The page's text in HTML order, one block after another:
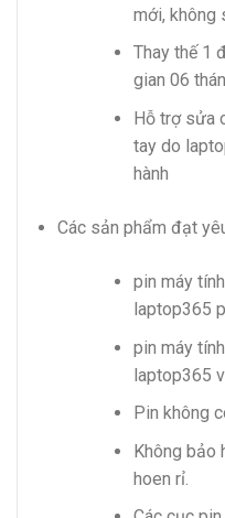
mới, không
Thay thế 1
gian 06
Hỗ trợ sửa
tay do
hành
Các sản phẩm đạt
pin máy
laptop365
pin máy
laptop365
Pin không
Không bảo
hoen rỉ.